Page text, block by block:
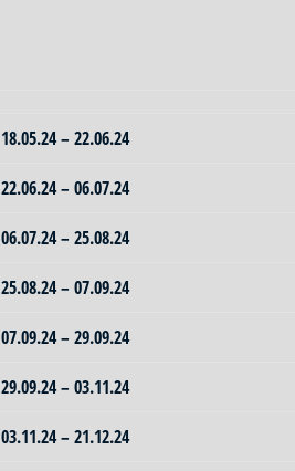
18.05.24 – 22.06.24
22.06.24 – 06.07.24
06.07.24 – 25.08.24
25.08.24 – 07.09.24
07.09.24 – 29.09.24
29.09.24 – 03.11.24
03.11.24 – 21.12.24